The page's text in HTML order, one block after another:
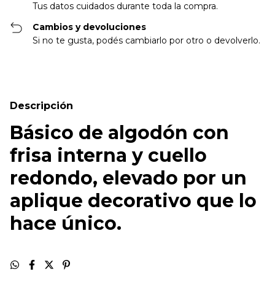
Tus datos cuidados durante toda la compra.
Cambios y devoluciones
Si no te gusta, podés cambiarlo por otro o devolverlo.
Descripción
Básico de algodón con
frisa interna y cuello
redondo, elevado por un
aplique decorativo que lo
hace único.